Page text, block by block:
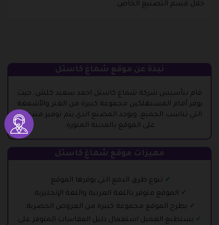
خلال قسم التصنيع الخاص.
نبذة عن موقع شماغ كاستل
قام بتأسيس شركة شماغ كاستل احمد سعيد كلش، حيث
يوفر أمام المستهلكين مجموعة كبيرة من الغتر والأشمغة
التي تناسب الجميع، ويوجد المصنع الذي يتم توفير منتجاته
على الموقع بالمدينة المنورة.
مميزات موقع شماغ كاستل
تنوع طرق الدفع التي يوفرها الموقع.
الموقع متوفر باللغة العربية واللغة الإنجليزية.
يطرح الموقع مجموعة كبيرة من العروض الحصرية.
يستطيع العميل استعمال دليل المقاسات المتوفر على